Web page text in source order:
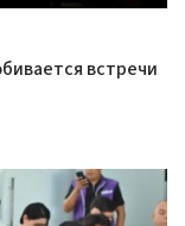
встречи